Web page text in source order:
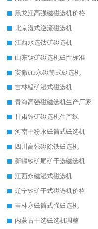
黑龙江高强磁磁选机价格
北京湿式逆流磁选机
江西水选钛矿磁选机
山东钛矿磁选机磁性标准
安徽ctb永磁筒式磁选机
吉林锰矿湿式磁选机
青海高强磁磁选机生产厂家
甘肃铁矿磁选机生产线
河南干粉永磁筒式磁选机
四川高强磁除铁磁选机
新疆铁矿尾矿干选磁选机
江西永磁湿式磁选机
辽宁铁矿干式磁选机价格
吉林永磁筒式强磁选机
内蒙古干选磁选机调整